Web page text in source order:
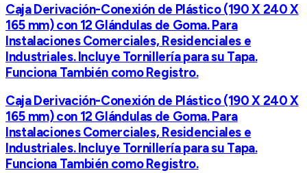
Caja Derivación-Conexión de Plástico (190 X 240 X
165 mm) con 12 Glándulas de Goma. Para
Instalaciones Comerciales, Residenciales e
Industriales. Incluye Tornillería para su Tapa.
Funciona También como Registro.
Caja Derivación-Conexión de Plástico (190 X 240 X
165 mm) con 12 Glándulas de Goma. Para
Instalaciones Comerciales, Residenciales e
Industriales. Incluye Tornillería para su Tapa.
Funciona También como Registro.